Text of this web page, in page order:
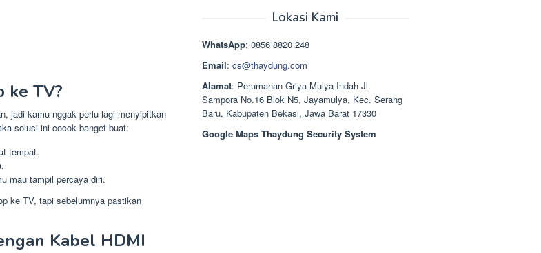
ke TV?
jadi kamu nggak perlu lagi menyipitkan
solusi ini cocok banget buat:
tempat.
mau tampil percaya diri.
ke TV, tapi sebelumnya pastikan
Kabel HDMI
adalah:
ini
Rp1.378.000.
Lokasi Kami
WhatsApp: 0856 8820 248
Email: cs@thaydung.com
Alamat: Perumahan Griya Mulya Indah Jl.
Sampora No.16 Blok N5, Jayamulya, Kec. Serang
Baru, Kabupaten Bekasi, Jawa Barat 17330
Google Maps Thaydung Security System